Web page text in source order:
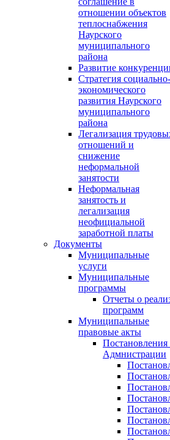
отношении объектов
теплоснабжения
Наурского
муниципального
района
Развитие
Стратегия социально-
экономического
развития Наурского
муниципального
района
Легализация
отношений и
снижение
неформальной
занятости
Неформальная
занятость и
легализация
неофициальной
заработной платы
Документы
Муниципальные
услуги
Муниципальные
программы
Отчеты о
программ
Муниципальные
правовые акты
Адмнистрации